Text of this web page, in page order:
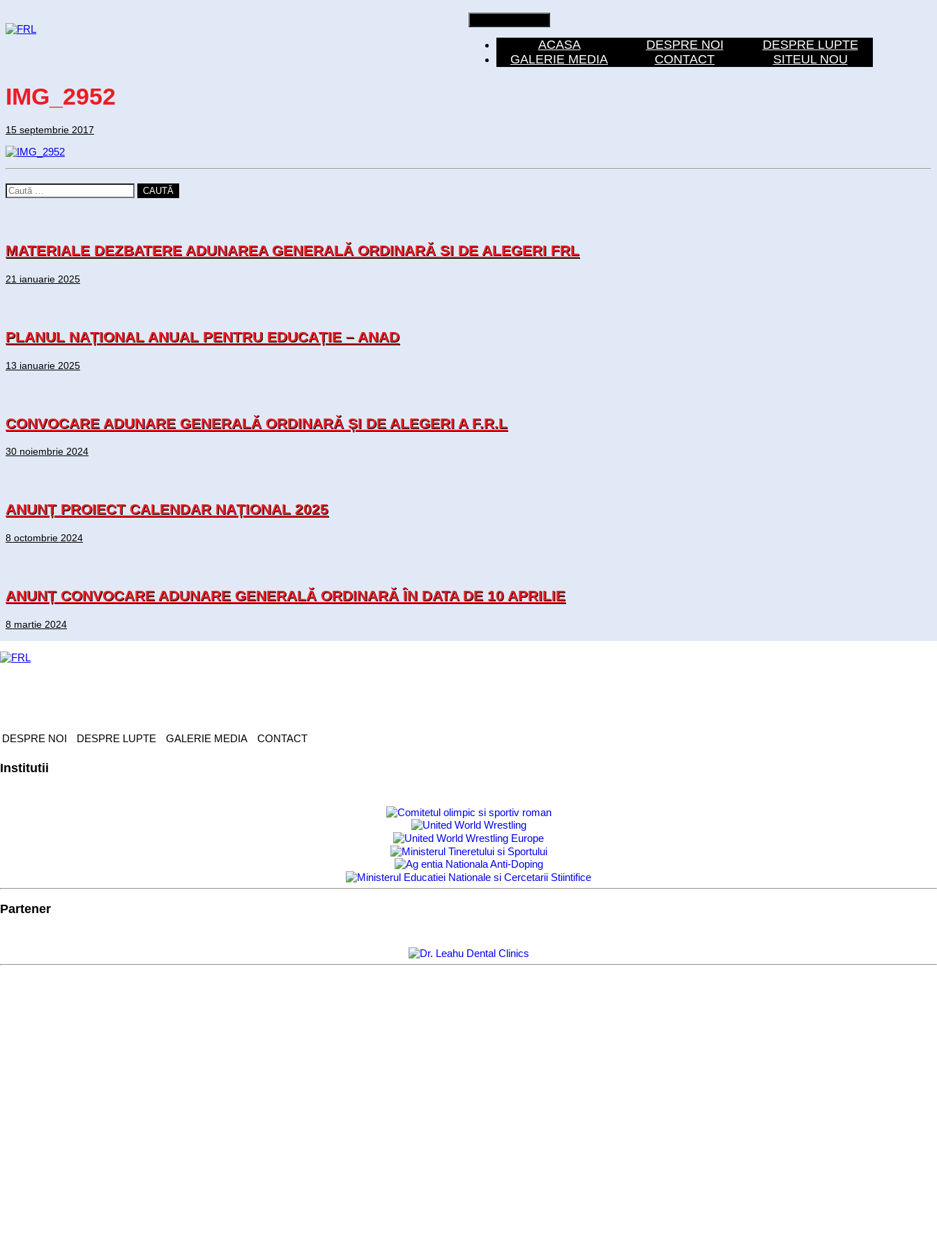
ACASA DESPRE NOI
DESPRE LUPTE
GALERIE MEDIA
CONTACT SITEUL NOU
IMG_2952
15 septembrie 2017
CAUTĂ
MATERIALE DEZBATERE ADUNAREA GENERALĂ ORDINARĂ SI DE ALEGERI FRL
21 ianuarie 2025
PLANUL NAȚIONAL ANUAL PENTRU EDUCAȚIE – ANAD
13 ianuarie 2025
CONVOCARE ADUNARE GENERALĂ ORDINARĂ ȘI DE ALEGERI A F.R.L
30 noiembrie 2024
ANUNȚ PROIECT CALENDAR NAȚIONAL 2025
8 octombrie 2024
ANUNȚ CONVOCARE ADUNARE GENERALĂ ORDINARĂ ÎN DATA DE 10 APRILIE
8 martie 2024
DESPRE NOI DESPRE LUPTE GALERIE MEDIA CONTACT
Institutii
Partener